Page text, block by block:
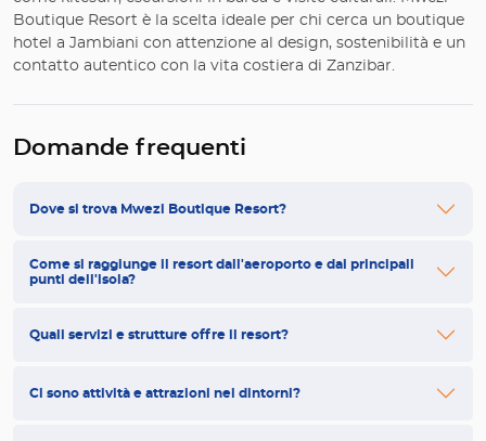
Boutique Resort è la scelta ideale per chi cerca un boutique
hotel a Jambiani con attenzione al design, sostenibilità e un
contatto autentico con la vita costiera di Zanzibar.
Domande frequenti
Dove si trova Mwezi Boutique Resort?
Come si raggiunge il resort dall'aeroporto e dai principali
punti dell'isola?
Quali servizi e strutture offre il resort?
Ci sono attività e attrazioni nei dintorni?